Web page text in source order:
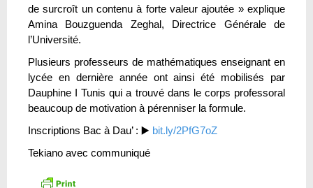
de surcroît un contenu à forte valeur ajoutée » explique
Amina Bouzguenda Zeghal, Directrice Générale de
l’Université.
Plusieurs professeurs de mathématiques enseignant en
lycée en dernière année ont ainsi été mobilisés par
Dauphine I Tunis qui a trouvé dans le corps professoral
beaucoup de motivation à pérenniser la formule.
Inscriptions Bac à Dau’ : ▶️ bit.ly/2PfG7oZ
Tekiano avec communiqué